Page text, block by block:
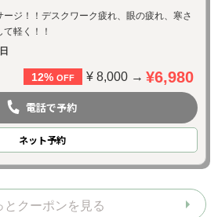
ージ！！デスクワーク疲れ、眼の疲れ、寒さ
軽く！！
12% OFF ¥ 8,000 → ¥6,980
電話で予約
ネット予約
とクーポンを見る